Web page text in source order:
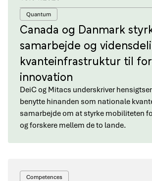
Quantum
Canada og Danmark
samarbejde og
kvanteinfrastruktur til
innovation
DeiC og Mitacs underskriver
benytte hinanden som nationale
samarbejde om at styrke mobiliteten
og forskere mellem de to lande.
Competences